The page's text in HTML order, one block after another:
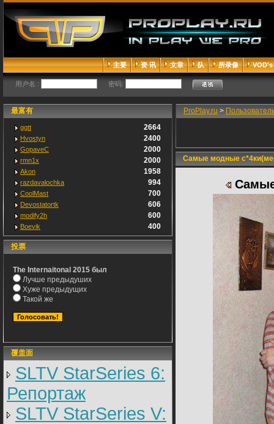
主要 资 讯 文章 队 所录像 VOD's
用户名 : 密码:
最富有
ggtt 2664
Hvostyn 2400
GopaveC 2000
rmn1x 2000
Akon 1958
razdavalochka 994
CoolMast 700
Devostatortk 606
modify2h 600
Boevik 400
投票
The Internaitonal 2015 был
Лучше предыдуших
Хуже предыдущих
Такой же
覆盖面
SLTV StarSeries 6:
Репортаж
SLTV StarSeries V:
ProPlay.ru >
Самые модные
Самые